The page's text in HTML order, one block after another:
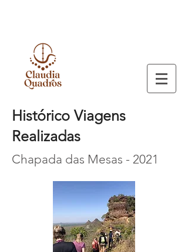
Histórico Viagens
Realizadas
Chapada das Mesas - 2021